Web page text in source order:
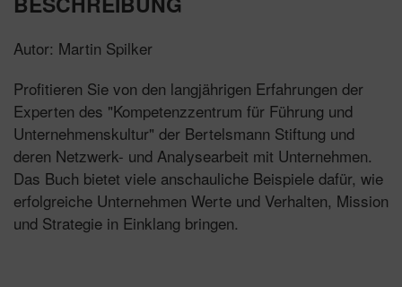
Autor: Martin Spilker
Profitieren Sie von den langjährigen Erfahrungen der
Experten des "Kompetenzzentrum für Führung und
Unternehmenskultur" der Bertelsmann Stiftung und
deren Netzwerk- und Analysearbeit mit Unternehmen.
Das Buch bietet viele anschauliche Beispiele dafür, wie
erfolgreiche Unternehmen Werte und Verhalten, Mission
und Strategie in Einklang bringen.